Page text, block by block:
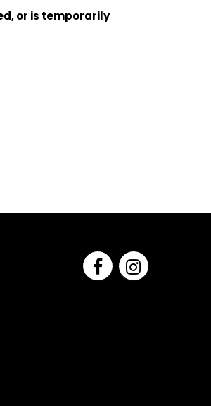
or is temporarily